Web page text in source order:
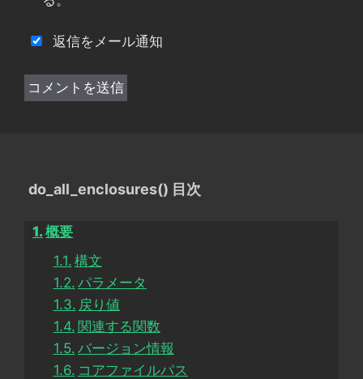
返信をメール通知
do_all_enclosures() 目次
概要
構文
パラメータ
戻り値
関連する関数
バージョン情報
コアファイルパス